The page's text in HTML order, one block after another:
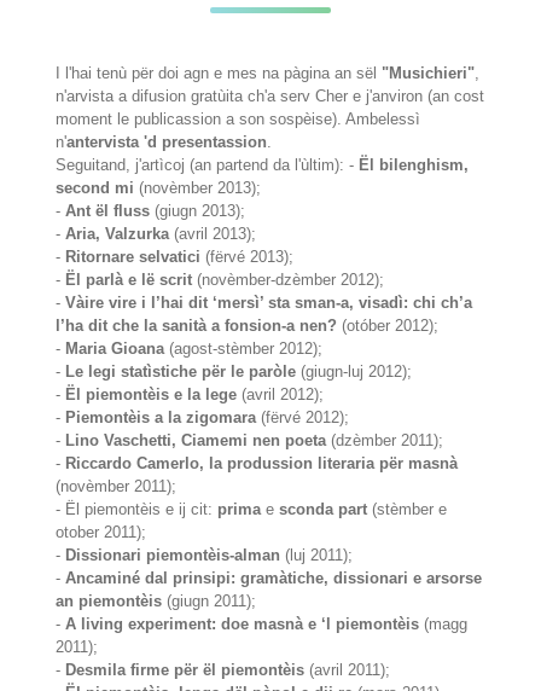
I l'hai tenù për doi agn e mes na pàgina an sël "Musichieri",
n'arvista a difusion gratùita ch'a serv Cher e j'anviron (an cost
moment le publicassion a son sospèise). Ambelessì
n'antervista 'd presentassion.
Seguitand, j'artìcoj (an partend da l'ùltim): - Ël bilenghism,
second mi (novèmber 2013);
-Ant ël fluss (giugn 2013);
-Aria, Valzurka(avril 2013);
- Ritornare selvatici (fërvé 2013);
- Ël parlà e lë scrit (novèmber-dzèmber 2012);
-Vàire vire i l’hai dit ‘mersì’ sta sman-a, visadì: chi ch’a
l’ha dit che la sanità a fonsion-a nen? (otóber 2012);
- Maria Gioana(agost-stèmber 2012);
- Le legi statìstiche për le paròle (giugn-luj 2012);
- Ël piemontèis e la lege (avril 2012);
- Piemontèis a la zigomara(fërvé 2012);
- Lino Vaschetti, Ciamemi nen poeta(dzèmber 2011);
- Riccardo Camerlo, la produssion literaria për masnà
(novèmber 2011);
- Ël piemontèis e ij cit: primaesconda part (stèmber e
otober 2011);
- Dissionari piemontèis-alman (luj 2011);
-Ancaminé dal prinsipi: gramàtiche, dissionari e arsorse
an piemontèis (giugn 2011);
-A living experiment: doe masnà e ‘l piemontèis (magg
2011);
- Desmila firme për ël piemontèis (avril 2011);